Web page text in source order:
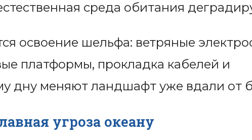
среда обитания
освоение шельфа: ветряные
платформы, прокладка кабелей и
дну меняют ландшафт уже вдали от
угроза океану